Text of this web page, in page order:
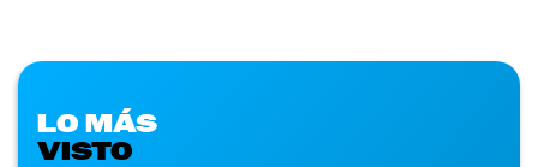
LO MÁS
VISTO